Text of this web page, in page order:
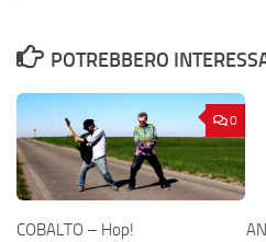
POTREBBERO
0
COBALTO – Hop!